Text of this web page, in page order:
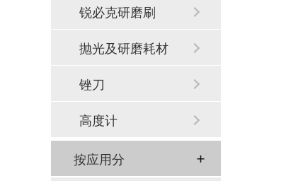
锐必克研磨刷
抛光及研磨耗材
锉刀
高度计
按应用分